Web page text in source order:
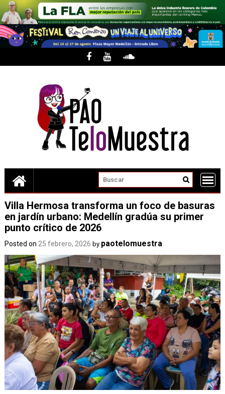
Villa Hermosa transforma un foco de basuras
en jardín urbano: Medellín gradúa su primer
punto crítico de 2026
Posted on 25 febrero, 2026 by paotelomuestra